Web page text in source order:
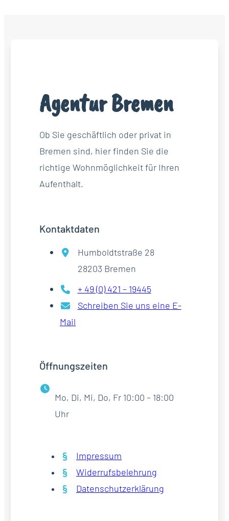
Agentur Bremen
Ob Sie geschäftlich oder privat in
Bremen sind, hier finden Sie die
richtige Wohnmöglichkeit für Ihren
Aufenthalt.
Kontaktdaten
Humboldtstraße 28
28203 Bremen
+ 49 (0) 421 – 19445
Schreiben Sie uns eine E-
Mail
Öffnungszeiten
Mo, Di, Mi, Do, Fr 10:00 – 18:00
Uhr
Impressum
Widerrufsbelehrung
Datenschutzerklärung